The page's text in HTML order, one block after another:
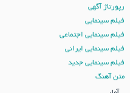
رپورتاژ آگهی
فیلم سینمایی
فیلم سینمایی اجتماعی
فیلم سینمایی ایرانی
فیلم سینمایی جدید
متن آهنگ